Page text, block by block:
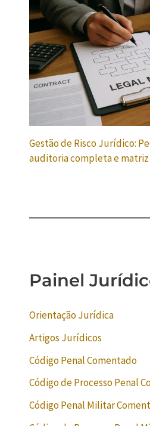
Gestão de Risco Jurídico:
auditoria completa e
Painel
Orientação Jurídica
Artigos Jurídicos
Código Penal Comentado
Código de Processo Penal
Código Penal Militar